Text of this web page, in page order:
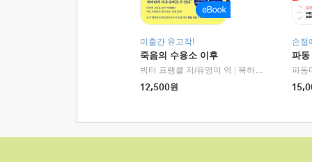
미출간 유고작!
죽음의 수용소 이후
빅터 프랭클 저/유영미 역
북하우스
12,500원
손절
파동
파동